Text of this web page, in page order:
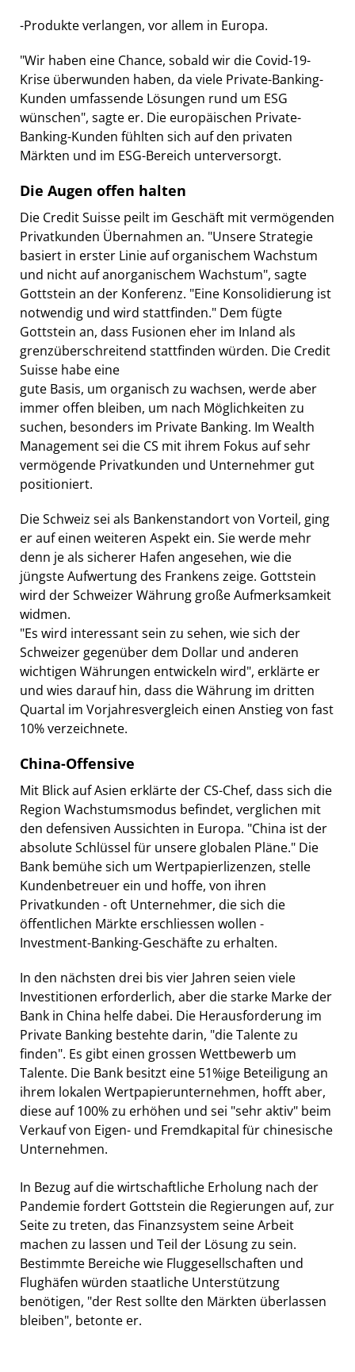
-Produkte verlangen, vor allem in Europa.
"Wir haben eine Chance, sobald wir die Covid-19-
Krise überwunden haben, da viele Private-Banking-
Kunden umfassende Lösungen rund um ESG
wünschen", sagte er. Die europäischen Private-
Banking-Kunden fühlten sich auf den privaten
Märkten und im ESG-Bereich unterversorgt.
Die Augen offen halten
Die Credit Suisse peilt im Geschäft mit vermögenden
Privatkunden Übernahmen an. "Unsere Strategie
basiert in erster Linie auf organischem Wachstum
und nicht auf anorganischem Wachstum", sagte
Gottstein an der Konferenz. "Eine Konsolidierung ist
notwendig und wird stattfinden." Dem fügte
Gottstein an, dass Fusionen eher im Inland als
grenzüberschreitend stattfinden würden. Die Credit
Suisse habe eine
gute Basis, um organisch zu wachsen, werde aber
immer offen bleiben, um nach Möglichkeiten zu
suchen, besonders im Private Banking. Im Wealth
Management sei die CS mit ihrem Fokus auf sehr
vermögende Privatkunden und Unternehmer gut
positioniert.
Die Schweiz sei als Bankenstandort von Vorteil, ging
er auf einen weiteren Aspekt ein. Sie werde mehr
denn je als sicherer Hafen angesehen, wie die
jüngste Aufwertung des Frankens zeige. Gottstein
wird der Schweizer Währung große Aufmerksamkeit
widmen.
"Es wird interessant sein zu sehen, wie sich der
Schweizer gegenüber dem Dollar und anderen
wichtigen Währungen entwickeln wird", erklärte er
und wies darauf hin, dass die Währung im dritten
Quartal im Vorjahresvergleich einen Anstieg von fast
10% verzeichnete.
China-Offensive
Mit Blick auf Asien erklärte der CS-Chef, dass sich die
Region Wachstumsmodus befindet, verglichen mit
den defensiven Aussichten in Europa. "China ist der
absolute Schlüssel für unsere globalen Pläne." Die
Bank bemühe sich um Wertpapierlizenzen, stelle
Kundenbetreuer ein und hoffe, von ihren
Privatkunden - oft Unternehmer, die sich die
öffentlichen Märkte erschliessen wollen -
Investment-Banking-Geschäfte zu erhalten.
In den nächsten drei bis vier Jahren seien viele
Investitionen erforderlich, aber die starke Marke der
Bank in China helfe dabei. Die Herausforderung im
Private Banking bestehte darin, "die Talente zu
finden". Es gibt einen grossen Wettbewerb um
Talente. Die Bank besitzt eine 51%ige Beteiligung an
ihrem lokalen Wertpapierunternehmen, hofft aber,
diese auf 100% zu erhöhen und sei "sehr aktiv" beim
Verkauf von Eigen- und Fremdkapital für chinesische
Unternehmen.
In Bezug auf die wirtschaftliche Erholung nach der
Pandemie fordert Gottstein die Regierungen auf, zur
Seite zu treten, das Finanzsystem seine Arbeit
machen zu lassen und Teil der Lösung zu sein.
Bestimmte Bereiche wie Fluggesellschaften und
Flughäfen würden staatliche Unterstützung
benötigen, "der Rest sollte den Märkten überlassen
bleiben", betonte er.